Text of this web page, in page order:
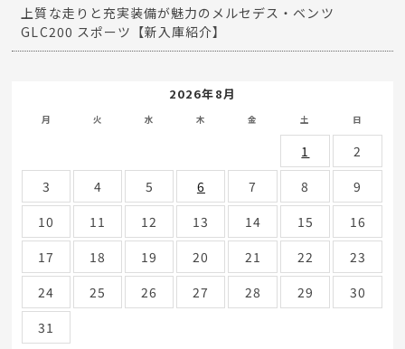
上質な走りと充実装備が魅力のメルセデス・ベンツ
GLC200 スポーツ【新入庫紹介】
2026年8月
月 火 水 木 金 土 日
1
2
3
4 5 6 7 8
9
10
11 12 13 14 15
16
17
18 19 20 21 22
23
24
25 26 27 28 29
30
31